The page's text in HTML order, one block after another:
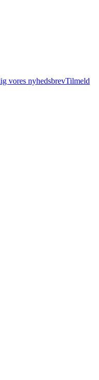
vores nyhedsbrevTilmeld